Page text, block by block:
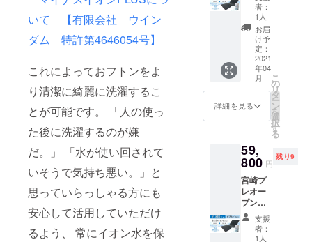
いて 【有限会社 ウイン
ダム 特許第4646054号】
これによっておフトンをよ
り清潔に綺麗に洗濯するこ
とが可能です。 「人の使っ
た後に洗濯するのが嫌
だ。」 「水が使い回されて
いそうで気持ち悪い。」と
思っていらっしゃる方にも
安心して活用していただけ
るよう、 常にイオン水を保
無料と
なって
おりま
す。
店プリ
ペイド
カード
2,000円
(2,100
円分）
「アラ
エルー
ノ」セ
ミダブ
ルサイ
ズの
※ リ
ターン
価格は
消費税
込みの
金額で
す。 ※
送料は
無料と
者：
1人
お届
け予
定：
2021
年04
月
詳細を見る
こ
の
リ
タ
ー
ン
を
選
択
す
る
59,
800 円
残り9
宮崎プ
レオー
プン参
加 宮崎
店プリ
ペイド
支援
者：
1人